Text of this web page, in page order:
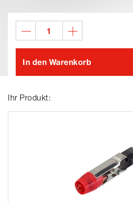
In den Warenkorb
Ihr Produkt: